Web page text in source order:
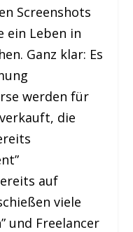
Screenshots
ein Leben in
Ganz klar: Es
werden für
die
auf
viele
und Freelancer